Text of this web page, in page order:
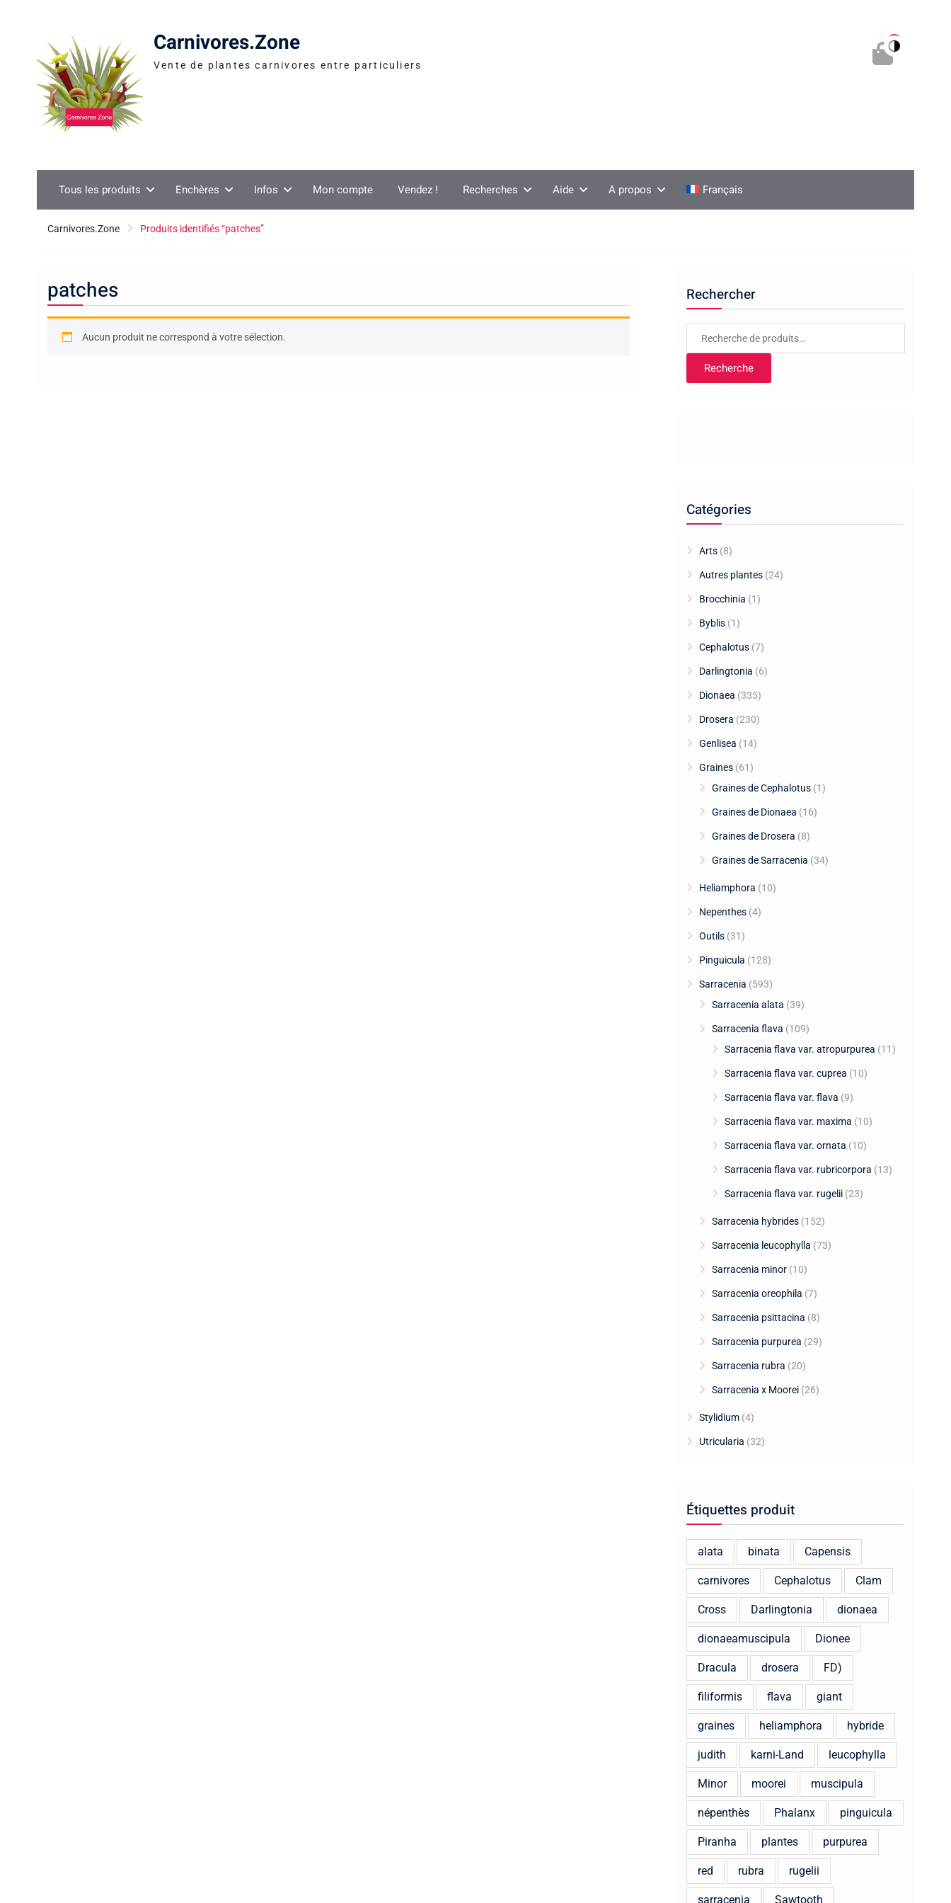
Carnivores.Zone
Vente de plantes carnivores entre particuliers
0
Tous les produits Enchères Infos Mon compte Vendez ! Recherches Aide A propos Français
Carnivores.Zone Produits identifiés “patches”
patches
Aucun produit ne correspond à votre sélection.
Rechercher
Recherche
Catégories
Arts (8)
Autres plantes (24)
Brocchinia (1)
Byblis (1)
Cephalotus (7)
Darlingtonia (6)
Dionaea (335)
Drosera (230)
Genlisea (14)
Graines (61)
Graines de Cephalotus (1)
Graines de Dionaea (16)
Graines de Drosera (8)
Graines de Sarracenia (34)
Heliamphora (10)
Nepenthes (4)
Outils (31)
Pinguicula (128)
Sarracenia (593)
Sarracenia alata (39)
Sarracenia flava (109)
Sarracenia flava var. atropurpurea (11)
Sarracenia flava var. cuprea (10)
Sarracenia flava var. flava (9)
Sarracenia flava var. maxima (10)
Sarracenia flava var. ornata (10)
Sarracenia flava var. rubricorpora (13)
Sarracenia flava var. rugelii (23)
Sarracenia hybrides (152)
Sarracenia leucophylla (73)
Sarracenia minor (10)
Sarracenia oreophila (7)
Sarracenia psittacina (8)
Sarracenia purpurea (29)
Sarracenia rubra (20)
Sarracenia x Moorei (26)
Stylidium (4)
Utricularia (32)
Étiquettes produit
alata binata Capensis
carnivores Cephalotus Clam
Cross Darlingtonia dionaea
dionaeamuscipula Dionee
Dracula drosera FD)
filiformis flava giant
graines heliamphora hybride
judith karni-Land leucophylla
Minor moorei muscipula
népenthès Phalanx pinguicula
Piranha plantes purpurea
red rubra rugelii
sarracenia Sawtooth